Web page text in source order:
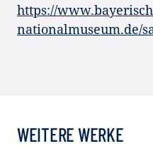
https://
nationalmuseum.de/
WEITERE WERKE